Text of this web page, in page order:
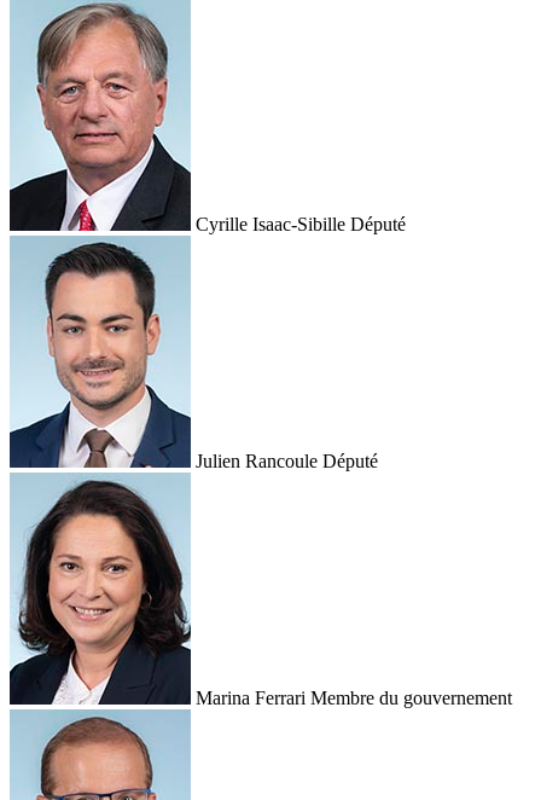
Cyrille Isaac-Sibille Député
Julien Rancoule Député
Marina Ferrari Membre du gouvernement